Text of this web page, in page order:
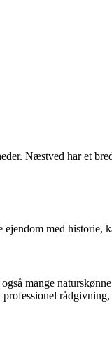
Næstved har et
med historie,
mange